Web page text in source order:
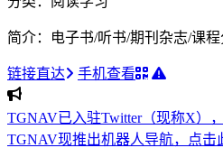
简介：电子书/听书/期刊杂志/课
链接直达 手机查看
TGNAV已入驻Twitter（现称X）
TGNAV现推出机器人导航，点击